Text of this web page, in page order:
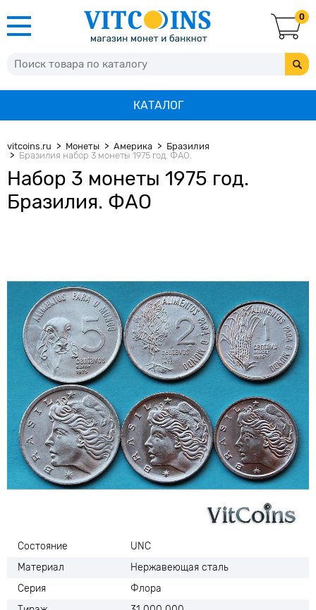
0
КАТАЛОГ
vitcoins.ru Монеты Америка
Бразилия
Бразилия набор 3 монеты 1975 год. ФАО.
Набор 3 монеты 1975 год.
Бразилия. ФАО
Состояние
UNC
Материал
Нержавеющая сталь
Серия
Флора